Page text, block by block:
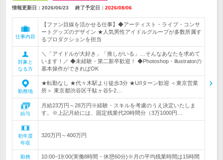
情報更新日：2026/06/23 終了予定日： 2026/08/06
仕事内容
【ファン目線を活かせる仕事】◆アーティスト・ライブ・コンサ
ートグッズのデザイン ★人気男性アイドルグループが多数所属す
るプロダクションを担当
対象と
なる方
＼「アイドルが大好き」「推しがいる」…そんなあなたを求めて
います！／ ◆未経験・第二新卒歓迎！ ◆Photoshop・illustratorの
基本操作ができればOK
勤務地
★転勤なし ★代々木駅より徒歩3分 ★U/Iターン歓迎 ＜東京営業
所＞ 東京都渋谷区千駄ヶ谷5-2…
給与
月給23万円～28万円※経験・スキルを考慮のうえ決定いたしま
す。※上記月給には、固定残業代20時間分（3万1000円…
初年度
年収
320万円～400万円
勤務
10:00~19:00(実働8時間・休憩60分)※月の平均残業時間は15時間